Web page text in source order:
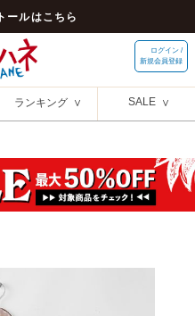
ールはこちら
ログイン /
新規会員登録
ランキング SALE